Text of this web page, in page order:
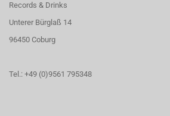
Records & Drinks
Unterer Bürglaß 14
96450 Coburg
Tel.: +49 (0)9561 795348